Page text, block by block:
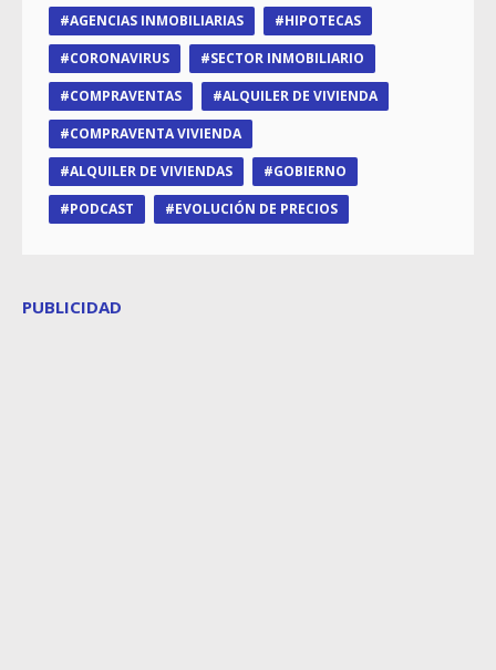
AGENCIAS INMOBILIARIAS
HIPOTECAS
CORONAVIRUS
SECTOR INMOBILIARIO
COMPRAVENTAS
ALQUILER DE VIVIENDA
COMPRAVENTA VIVIENDA
ALQUILER DE VIVIENDAS
GOBIERNO
PODCAST
EVOLUCIÓN DE PRECIOS
PUBLICIDAD